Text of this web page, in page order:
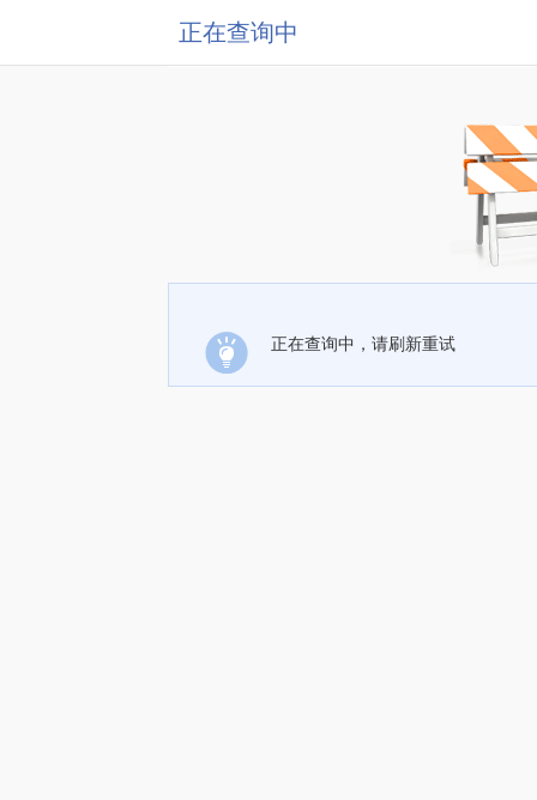
正在查询中
正在查询中，请刷新重试